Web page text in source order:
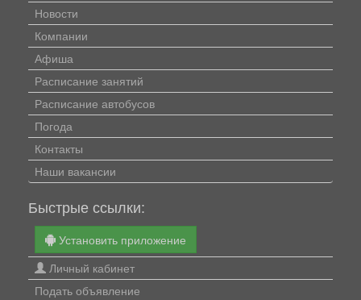
Новости
Компании
Афиша
Расписание занятий
Расписание автобусов
Погода
Контакты
Наши вакансии
Быстрые ссылки:
Установить приложение
Личный кабинет
Подать объявление